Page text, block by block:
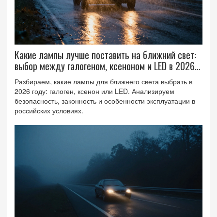
Какие лампы лучше поставить на ближний свет:
выбор между галогеном, ксеноном и LED в 2026
году
Разбираем, какие лампы для ближнего света выбрать в
2026 году: галоген, ксенон или LED. Анализируем
безопасность, законность и особенности эксплуатации в
российских условиях.